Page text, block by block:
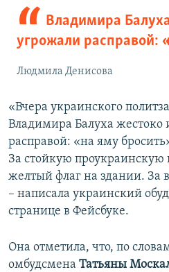
й
д
и
с
л
й
д
Владимира
угрожали расправой:
Людмила Денисова
«Вчера украинского
Владимира Балуха жестоко
расправой: «на яму
За стойкую
желтый флаг на здании. За
– написала украинский
странице в Фейсбуке.
Она отметила, что, по
омбудсмена Татьяны